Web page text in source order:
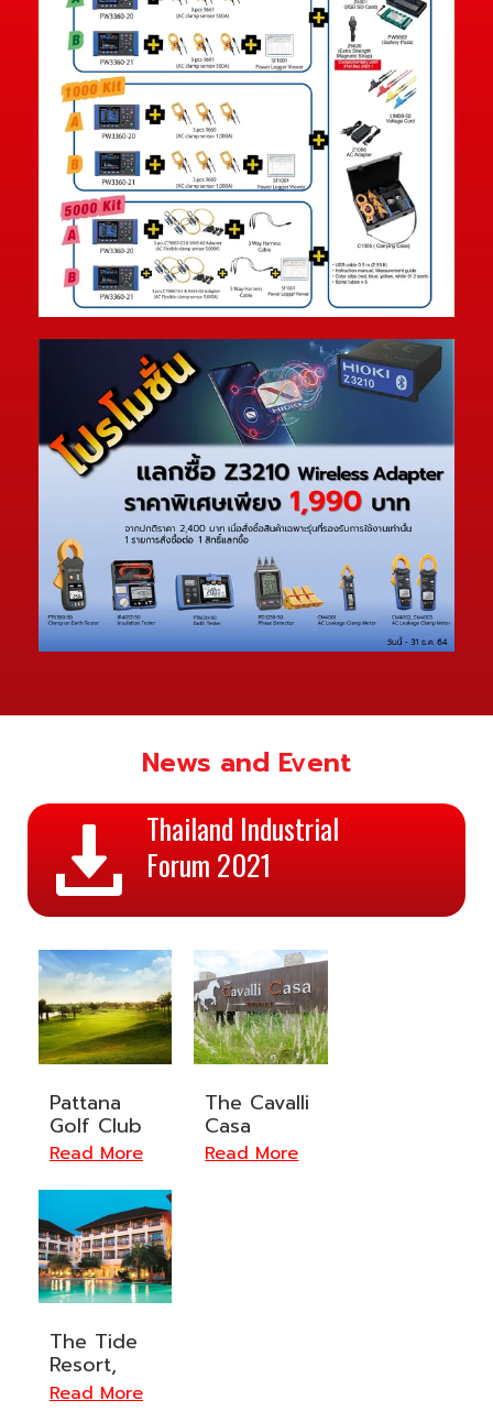
News and Event
Thailand Industrial
Forum 2021
Pattana
Golf Club
& Resort,
Chonburi
The Cavalli
Casa
Resort,
Ayutthaya
The Tide
Resort,
Chonburi